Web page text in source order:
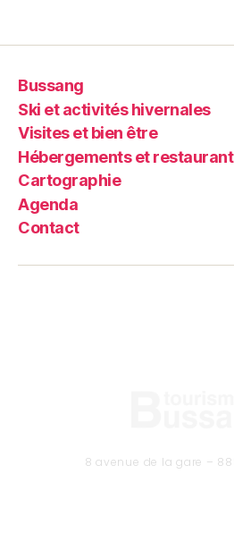
Bussang
Ski et activités hivernales
Visites et bien être
Hébergements et
Cartographie
Agenda
Contact
8 avenue de la gare –